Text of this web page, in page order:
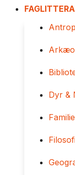
Dyr &
Familie